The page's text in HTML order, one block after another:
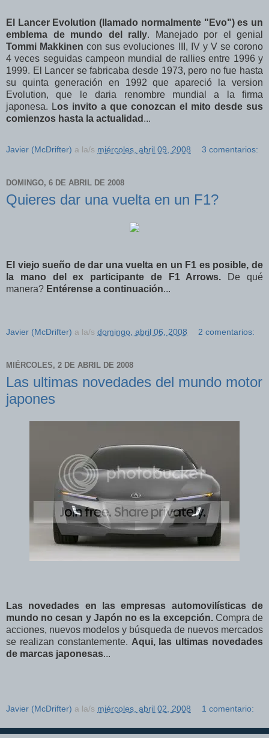
El Lancer Evolution (llamado normalmente "Evo") es un
emblema de mundo del rally. Manejado por el genial
Tommi Makkinen con sus evoluciones III, IV y V se corono
4 veces seguidas campeon mundial de rallies entre 1996 y
1999. El Lancer se fabricaba desde 1973, pero no fue hasta
su quinta generación en 1992 que apareció la version
Evolution, que le daria renombre mundial a la firma
japonesa. Los invito a que conozcan el mito desde sus
comienzos hasta la actualidad ...
Javier (McDrifter) a la/s miércoles, abril 09, 2008 3 comentarios:
DOMINGO, 6 DE ABRIL DE 2008
Quieres dar una vuelta en un F1?
El viejo sueño de dar una vuelta en un F1 es posible, de
la mano del ex participante de F1 Arrows. De qué
manera? Entérense a continuación...
Javier (McDrifter) a la/s domingo, abril 06, 2008 2 comentarios:
MIÉRCOLES, 2 DE ABRIL DE 2008
Las ultimas novedades del mundo motor
japones
Las novedades en las empresas automovilísticas de
mundo no cesan y Japón no es la excepción.Compra de
acciones, nuevos modelos y búsqueda de nuevos mercados
se realizan constantemente. Aqui, las ultimas novedades
de marcas japonesas...
Javier (McDrifter) a la/s miércoles, abril 02, 2008 1 comentario: